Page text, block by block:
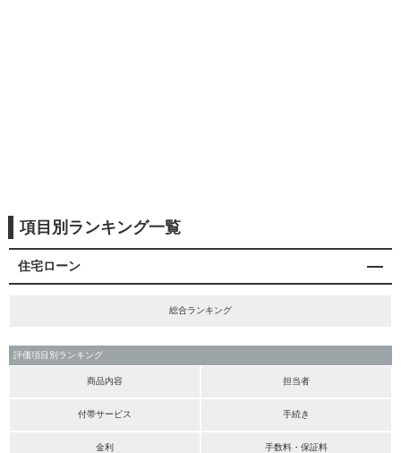
項目別ランキング一覧
住宅ローン
総合ランキング
評価項目別ランキング
商品内容 担当者
付帯サービス 手続き
金利 手数料・保証料